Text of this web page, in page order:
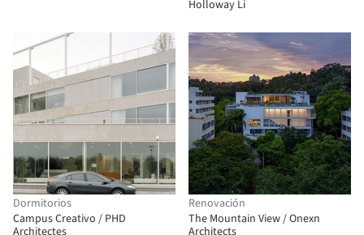
Holloway Li
Dormitorios
Campus Creativo / PHD
Architectes
Renovación
The Mountain View / Onexn
Architects